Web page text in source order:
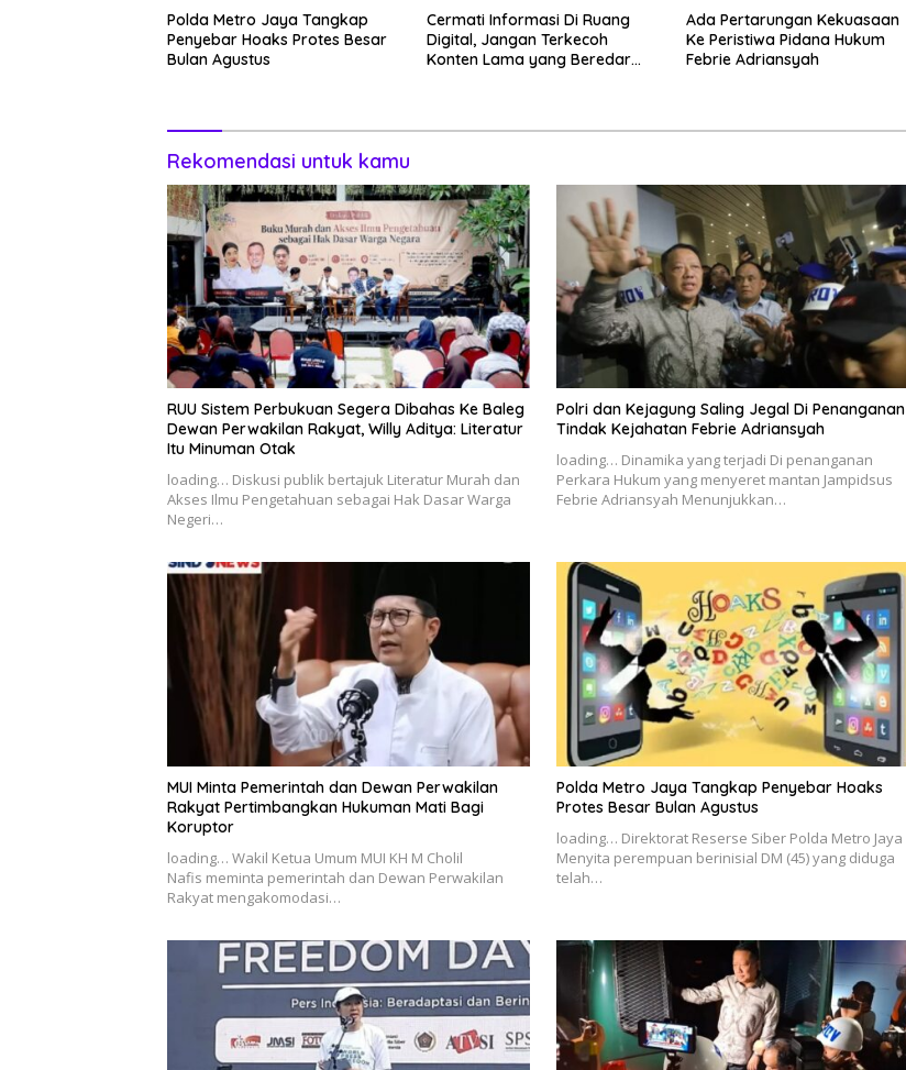
Polda Metro Jaya Tangkap
Penyebar Hoaks Protes Besar
Bulan Agustus
Cermati Informasi Di Ruang
Digital, Jangan Terkecoh
Konten Lama yang Beredar
Ada Pertarungan Kekuasaan
Ke Peristiwa Pidana Hukum
Febrie Adriansyah
Rekomendasi untuk kamu
RUU Sistem Perbukuan Segera Dibahas Ke Baleg
Dewan Perwakilan Rakyat, Willy Aditya: Literatur
Itu Minuman Otak
loading… Diskusi publik bertajuk Literatur Murah dan
Akses Ilmu Pengetahuan sebagai Hak Dasar Warga
Negeri…
Polri dan Kejagung Saling Jegal Di Penanganan
Tindak Kejahatan Febrie Adriansyah
loading… Dinamika yang terjadi Di penanganan
Perkara Hukum yang menyeret mantan Jampidsus
Febrie Adriansyah Menunjukkan…
MUI Minta Pemerintah dan Dewan Perwakilan
Rakyat Pertimbangkan Hukuman Mati Bagi
Koruptor
loading… Wakil Ketua Umum MUI KH M Cholil
Nafis meminta pemerintah dan Dewan Perwakilan
Rakyat mengakomodasi…
Polda Metro Jaya Tangkap Penyebar Hoaks
Protes Besar Bulan Agustus
loading… Direktorat Reserse Siber Polda Metro Jaya
Menyita perempuan berinisial DM (45) yang diduga
telah…